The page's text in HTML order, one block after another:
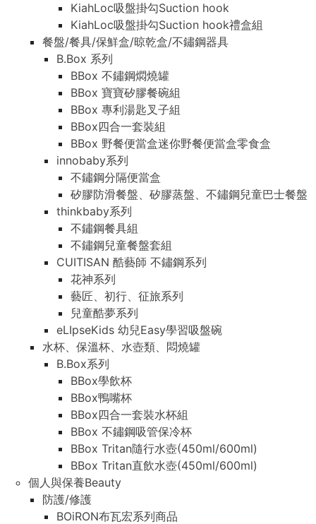
KiahLoc吸盤掛勾Suction hook
KiahLoc吸盤掛勾Suction hook禮盒組
餐盤/餐具/保鮮盒/晾乾盒/不鏽鋼器具
B.Box 系列
BBox 不鏽鋼燜燒罐
BBox 寶寶矽膠餐碗組
BBox 專利湯匙叉子組
BBox四合一套裝組
BBox 野餐便當盒迷你野餐便當盒零食盒
innobaby系列
不鏽鋼分隔便當盒
矽膠防滑餐盤、矽膠蒸盤、不鏽鋼兒童巴士餐盤
thinkbaby系列
不鏽鋼餐具組
不鏽鋼兒童餐盤套組
CUITISAN 酷藝師 不鏽鋼系列
花神系列
藝匠、初行、征旅系列
兒童酷夢系列
eLIpseKids 幼兒Easy學習吸盤碗
水杯、保溫杯、水壺類、悶燒罐
B.Box系列
BBox學飲杯
BBox鴨嘴杯
BBox四合一套裝水杯組
BBox 不鏽鋼吸管保冷杯
BBox Tritan隨行水壺(450ml/600ml)
BBox Tritan直飲水壺(450ml/600ml)
個人與保養Beauty
防護/修護
BOiRON布瓦宏系列商品